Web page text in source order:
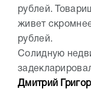
рублей.
живет
рублей.
Солидную
Дмитрий